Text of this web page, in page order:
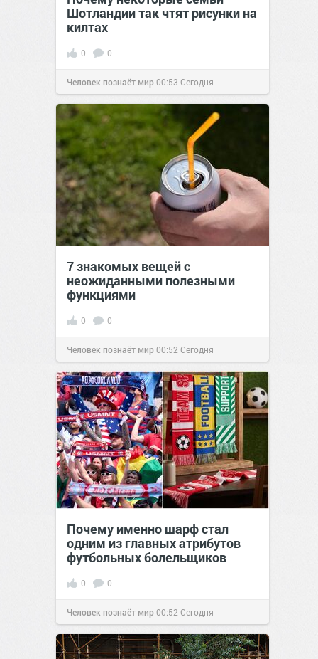
Шотландии так чтят рисунки на
килтах
0 0
Человек познаёт мир00:53 Сегодня
7 знакомых вещей с
неожиданными полезными
функциями
0 0
Человек познаёт мир00:52 Сегодня
Почему именно шарф стал
одним из главных атрибутов
футбольных болельщиков
0 0
Человек познаёт мир00:52 Сегодня